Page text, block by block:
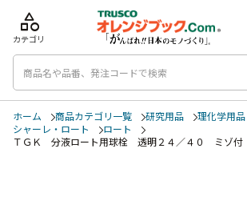
category
カテゴリ
ホーム 商品カテゴリ一覧 研究用品
理化学用品
シャーレ・ロート
ロート
ＴＧＫ 分液ロート用球栓 透明２４／４０ ミゾ付